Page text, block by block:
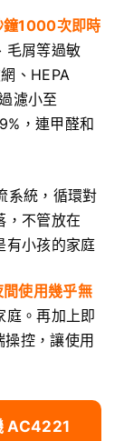
1000次即時
毛屑等過敏
、HEPA
濾小至
，連甲醛和
系統，循環對
，不管放在
有小孩的家庭
使用幾乎無
庭。再加上即
控，讓使用
AC4221